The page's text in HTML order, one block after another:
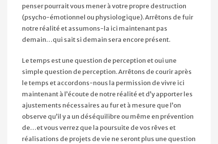
penser pourrait vous mener à votre propre destruction
(psycho-émotionnel ou physiologique). Arrêtons de fuir
notre réalité et assumons-la ici maintenant pas
demain…qui sait si demain sera encore présent.
Le temps est une question de perception et oui une
simple question de perception. Arrêtons de courir après
le temps et accordons-nous la permission de vivre ici
maintenant à l’écoute de notre réalité et d’y apporter les
ajustements nécessaires au fur et à mesure que l’on
observe qu’il y a un déséquilibre ou même en prévention
de…et vous verrez que la poursuite de vos rêves et
réalisations de projets de vie ne seront plus une question